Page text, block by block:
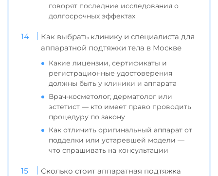
говорят последние исследования о
долгосрочных эффектах
Как выбрать клинику и специалиста для
аппаратной подтяжки тела в Москве
Какие лицензии, сертификаты и
регистрационные удостоверения
должны быть у клиники и аппарата
Врач-косметолог, дерматолог или
эстетист — кто имеет право проводить
процедуру по закону
Как отличить оригинальный аппарат от
подделки или устаревшей модели —
что спрашивать на консультации
Сколько стоит аппаратная подтяжка